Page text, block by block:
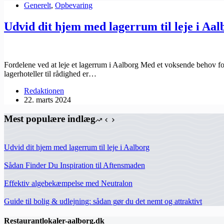
Generelt, Opbevaring
Udvid dit hjem med lagerrum til leje i
Fordelene ved at leje et lagerrum i Aalborg Med et voksende behov
lagerhoteller til rådighed er…
Redaktionen
22. marts 2024
Mest populære indlæg
Udvid dit hjem med lagerrum til leje i Aalborg
Sådan Finder Du Inspiration til Aftensmaden
Effektiv algebekæmpelse med Neutralon
Guide til bolig & udlejning: sådan gør du det nemt og attraktivt
Restaurantlokaler-aalborg.dk